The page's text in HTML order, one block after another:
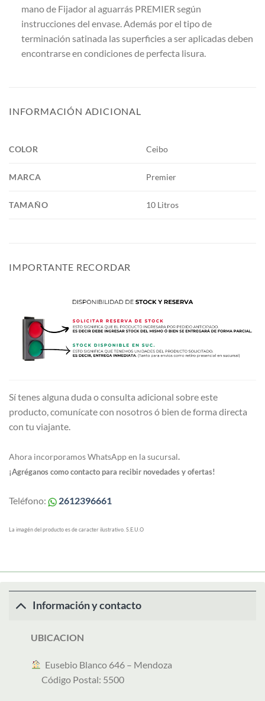
mano de Fijador al aguarrás PREMIER según
instrucciones del envase. Además por el tipo de
terminación satinada las superficies a ser aplicadas deben
encontrarse en condiciones de perfecta lisura.
INFORMACIÓN ADICIONAL
COLOR Ceibo
MARCA Premier
TAMAÑO 10 Litros
IMPORTANTE RECORDAR
Sí tenes alguna duda o consulta adicional sobre este
producto, comunícate con nosotros ó bien de forma directa
con tu viajante.
Ahora incorporamos WhatsApp en la sucursal.
¡Agréganos como contacto para recibir novedades y ofertas!
Teléfono: 2612396661
La imagén del producto es de caracter ilustrativo. S.E.U.O
Información y contacto
UBICACION
︎ Eusebio Blanco 646 – Mendoza
Código Postal: 5500